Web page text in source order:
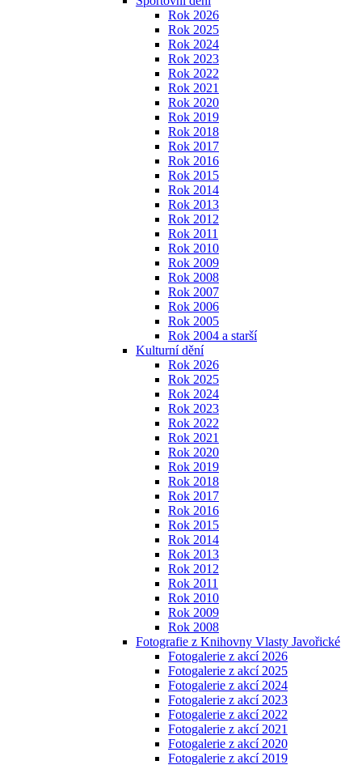
Rok 2026
Rok 2025
Rok 2024
Rok 2023
Rok 2022
Rok 2021
Rok 2020
Rok 2019
Rok 2018
Rok 2017
Rok 2016
Rok 2015
Rok 2014
Rok 2013
Rok 2012
Rok 2011
Rok 2010
Rok 2009
Rok 2008
Rok 2007
Rok 2006
Rok 2005
Rok 2004 a starší
Kulturní dění
Rok 2026
Rok 2025
Rok 2024
Rok 2023
Rok 2022
Rok 2021
Rok 2020
Rok 2019
Rok 2018
Rok 2017
Rok 2016
Rok 2015
Rok 2014
Rok 2013
Rok 2012
Rok 2011
Rok 2010
Rok 2009
Rok 2008
Fotografie z Knihovny Vlasty Javořické
Fotogalerie z akcí 2026
Fotogalerie z akcí 2025
Fotogalerie z akcí 2024
Fotogalerie z akcí 2023
Fotogalerie z akcí 2022
Fotogalerie z akcí 2021
Fotogalerie z akcí 2020
Fotogalerie z akcí 2019